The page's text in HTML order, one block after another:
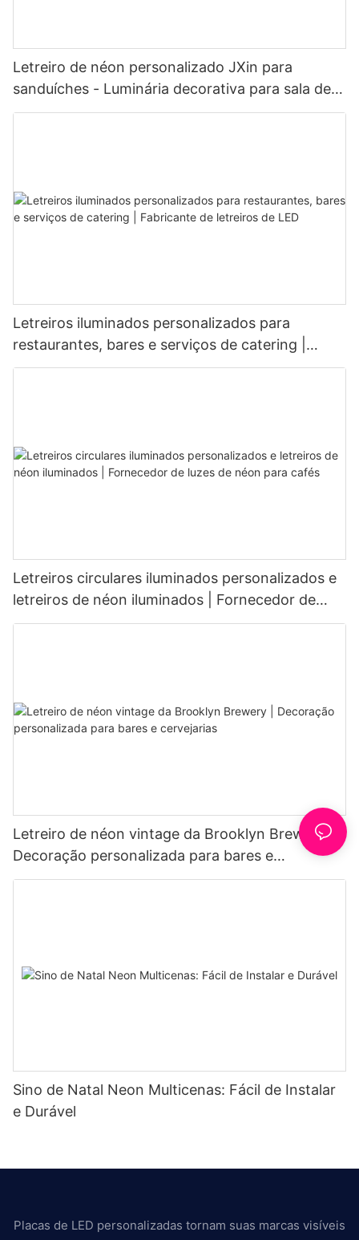
Letreiro de néon personalizado JXin para
sanduíches - Luminária decorativa para sala de
jantar e casa
Letreiros iluminados personalizados para
restaurantes, bares e serviços de catering |
Fabricante de letreiros de LED
Letreiros circulares iluminados personalizados e
letreiros de néon iluminados | Fornecedor de
luzes de néon para cafés
Letreiro de néon vintage da Brooklyn Brewery |
Decoração personalizada para bares e
cervejarias
Sino de Natal Neon Multicenas: Fácil de Instalar
e Durável
Placas de LED personalizadas tornam suas marcas visíveis